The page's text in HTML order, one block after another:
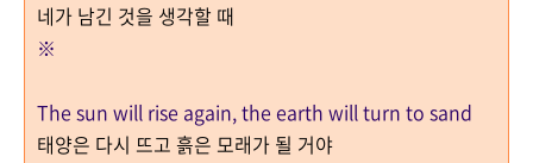
네가 남긴 것을 생각할 때
※
The sun will rise again, the earth will turn to sand
태양은 다시 뜨고 흙은 모래가 될 거야